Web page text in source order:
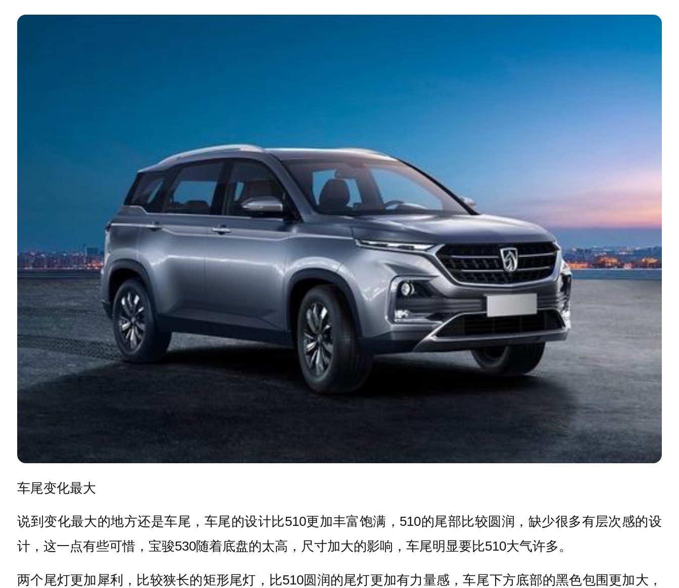
车尾变化最大
说到变化最大的地方还是车尾，车尾的设计比510更加丰富饱满，510的尾部比较圆润，缺少很多有层次感的设
计，这一点有些可惜，宝骏530随着底盘的太高，尺寸加大的影响，车尾明显要比510大气许多。
两个尾灯更加犀利，比较狭长的矩形尾灯，比510圆润的尾灯更加有力量感，车尾下方底部的黑色包围更加大，